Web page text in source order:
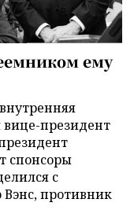
ему
вице-президент
спонсоры
с
противник